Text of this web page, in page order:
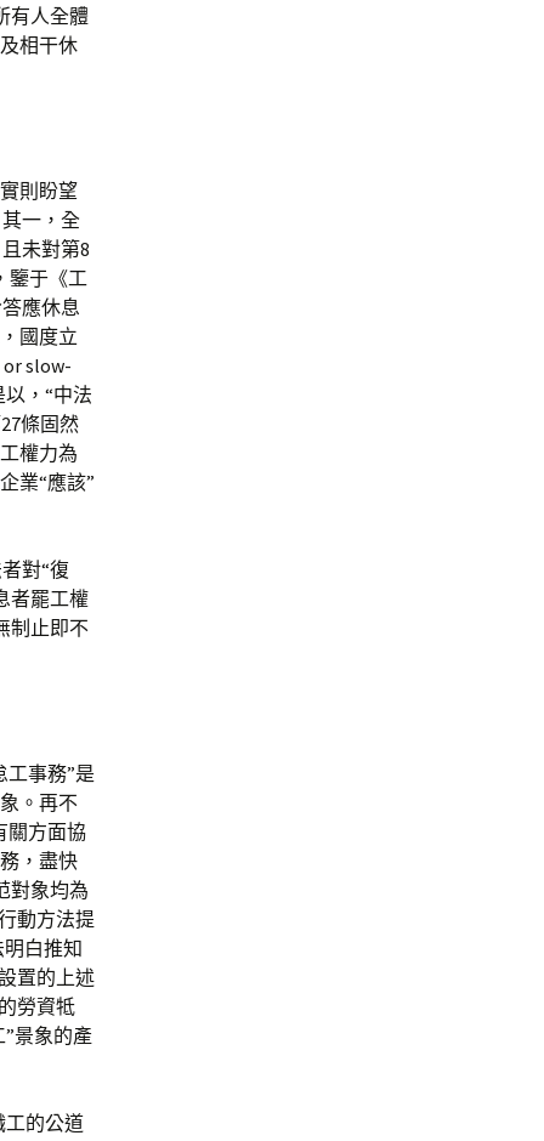
有人全體
相干休
則盼望
一，全
未對第8
鑒于《工
應休息
國度立
slow-
，“中法
條固然
權力為
業“應該”
對“復
者罷工權
制止即不
工事務”是
。再不
關方面協
，盡快
對象均為
動方法提
白推知
置的上述
勞資牴
景象的產
工的公道